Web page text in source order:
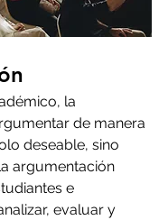
la
de manera
deseable, sino
argumentación
e
evaluar y